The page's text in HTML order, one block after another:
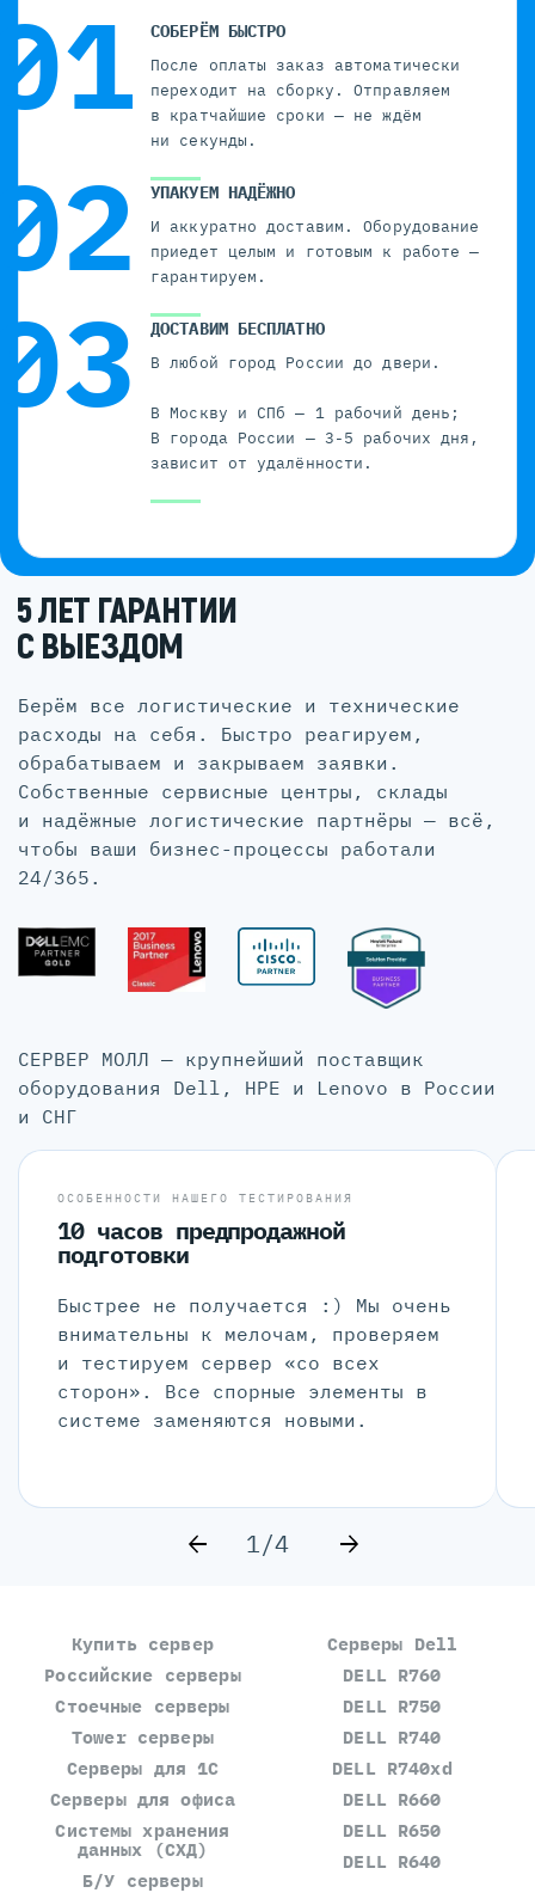
СОБЕРЁМ БЫСТРО
После оплаты заказ автоматически
переходит на сборку. Отправляем
в кратчайшие сроки — не ждём
ни секунды.
УПАКУЕМ НАДЁЖНО
И аккуратно доставим. Оборудование
приедет целым и готовым к работе —
гарантируем.
ДОСТАВИМ БЕСПЛАТНО
В любой город России до двери.
В Москву и СПб — 1 рабочий день;
В города России — 3-5 рабочих дня,
зависит от удалённости.
5 ЛЕТ ГАРАНТИИ
С ВЫЕЗДОМ
Берём все логистические и технические
расходы на себя. Быстро реагируем,
обрабатываем и закрываем заявки.
Собственные сервисные центры, склады
и надёжные логистические партнёры — всё,
чтобы ваши бизнес-процессы работали
24/365.
СЕРВЕР МОЛЛ — крупнейший поставщик
оборудования Dell, HPE и Lenovo в России
и СНГ
ОСОБЕННОСТИ НАШЕГО ТЕСТИРОВАНИЯ
10 часов предпродажной
подготовки
Быстрее не получается :) Мы очень
внимательны к мелочам, проверяем
и тестируем сервер «со всех
сторон». Все спорные элементы в
системе заменяются новыми.
1/4
Купить сервер
Российские серверы
Стоечные серверы
Tower серверы
Серверы для 1С
Серверы для офиса
Системы хранения
данных (СХД)
Б/У серверы
Серверы Dell
DELL R760
DELL R750
DELL R740
DELL R740xd
DELL R660
DELL R650
DELL R640